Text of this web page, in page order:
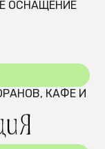
ОСНАЩЕНИЕ
КАФЕ И